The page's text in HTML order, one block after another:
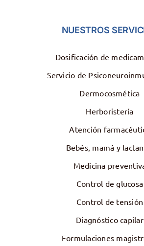
NUESTROS
Dosificación de
Servicio de
Dermocosmética
Herboristería
Atención
Bebés, mamá y
Medicina
Control de glucosa
Control de tensión
Diagnóstico capilar
Formulaciones